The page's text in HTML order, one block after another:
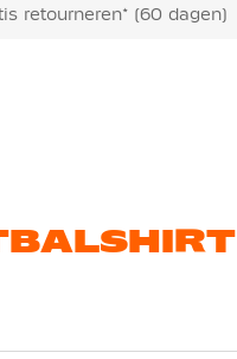
retourneren* (60 dagen)